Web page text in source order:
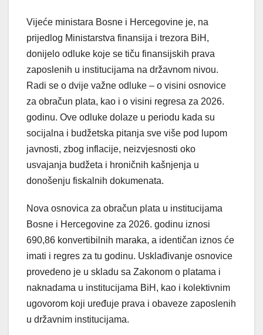
Vijeće ministara Bosne i Hercegovine je, na
prijedlog Ministarstva finansija i trezora BiH,
donijelo odluke koje se tiču finansijskih prava
zaposlenih u institucijama na državnom nivou.
Radi se o dvije važne odluke – o visini osnovice
za obračun plata, kao i o visini regresa za 2026.
godinu. Ove odluke dolaze u periodu kada su
socijalna i budžetska pitanja sve više pod lupom
javnosti, zbog inflacije, neizvjesnosti oko
usvajanja budžeta i hroničnih kašnjenja u
donošenju fiskalnih dokumenata.
Nova osnovica za obračun plata u institucijama
Bosne i Hercegovine za 2026. godinu iznosi
690,86 konvertibilnih maraka, a identičan iznos će
imati i regres za tu godinu. Usklađivanje osnovice
provedeno je u skladu sa Zakonom o platama i
naknadama u institucijama BiH, kao i kolektivnim
ugovorom koji uređuje prava i obaveze zaposlenih
u državnim institucijama.